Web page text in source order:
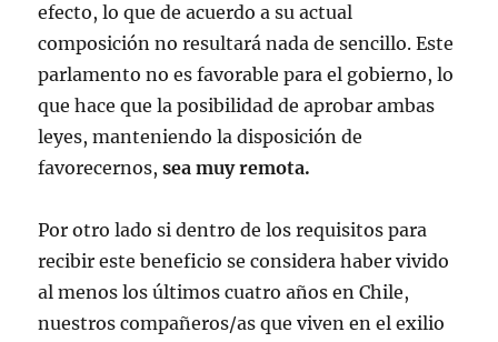
efecto, lo que de acuerdo a su actual
composición no resultará nada de sencillo. Este
parlamento no es favorable para el gobierno, lo
que hace que la posibilidad de aprobar ambas
leyes, manteniendo la disposición de
favorecernos,sea muy remota.
Por otro lado si dentro de los requisitos para
recibir este beneficio se considera haber vivido
al menos los últimos cuatro años en Chile,
nuestros compañeros/as que viven en el exilio